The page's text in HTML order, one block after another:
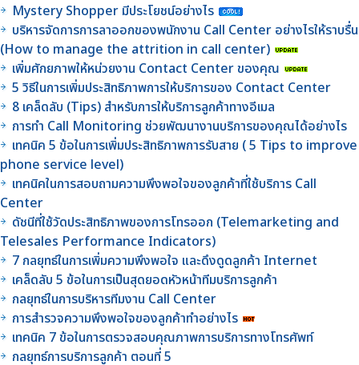
Mystery Shopper มีประโยชน์อย่างไร
บริหารจัดการการลาออกของพนักงาน Call Center อย่างไรให้ราบรื่น
(How to manage the attrition in call center)
เพิ่มศักยภาพให้หน่วยงาน Contact Center ของคุณ
5 วิธีในการเพิ่มประสิทธิภาพการให้บริการของ Contact Center
8 เคล็ดลับ (Tips) สำหรับการให้บริการลูกค้าทางอีเมล
การทำ Call Monitoring ช่วยพัฒนางานบริการของคุณได้อย่างไร
เทคนิค 5 ข้อในการเพิ่มประสิทธิภาพการรับสาย ( 5 Tips to improve
phone service level)
เทคนิคในการสอบถามความพึงพอใจของลูกค้าที่ใช้บริการ Call
Center
ดัชนีที่ใช้วัดประสิทธิภาพของการโทรออก (Telemarketing and
Telesales Performance Indicators)
7 กลยุทธ์ในการเพิ่มความพึงพอใจ และดึงดูดลูกค้า Internet
เคล็ดลับ 5 ข้อในการเป็นสุดยอดหัวหน้าทีมบริการลูกค้า
กลยุทธ์ในการบริหารทีมงาน Call Center
การสำรวจความพึงพอใจของลูกค้าทำอย่างไร
เทคนิค 7 ข้อในการตรวจสอบคุณภาพการบริการทางโทรศัพท์
กลยุทธ์การบริการลูกค้า ตอนที่ 5